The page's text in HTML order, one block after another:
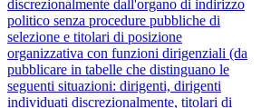
discrezionalmente dall'organo di indirizzo
politico senza procedure pubbliche di
selezione e titolari di posizione
organizzativa con funzioni dirigenziali (da
pubblicare in tabelle che distinguano le
seguenti situazioni: dirigenti, dirigenti
individuati discrezionalmente, titolari di